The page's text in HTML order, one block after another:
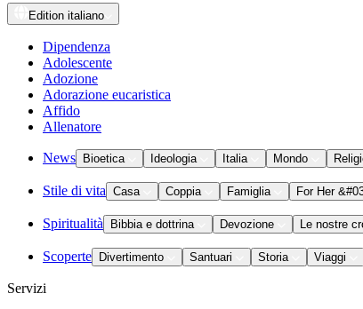
Edition italiano
Dipendenza
Adolescente
Adozione
Adorazione eucaristica
Affido
Allenatore
News Bioetica Ideologia Italia Mondo
Stile di vita Casa Coppia Famiglia For Her
Spiritualità Bibbia e dottrina Devozione Le nostre
Scoperte Divertimento Santuari Storia Viaggi
Servizi